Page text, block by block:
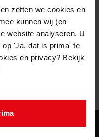
zetten we cookies en
kunnen wij (en
website analyseren. U
'Ja, dat is prima' te
en privacy? Bekijk
het Westfries
door: